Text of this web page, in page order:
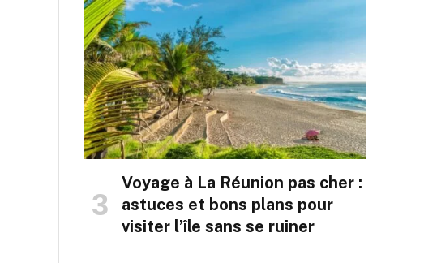
Voyage à La Réunion pas cher :
astuces et bons plans pour
visiter l’île sans se ruiner